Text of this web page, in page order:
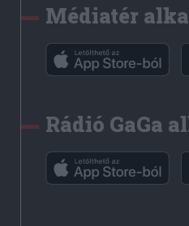
Médiatér
Rádió GaGa